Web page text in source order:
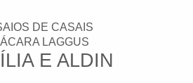
DE CASAIS
LAGGUS
E ALDIN